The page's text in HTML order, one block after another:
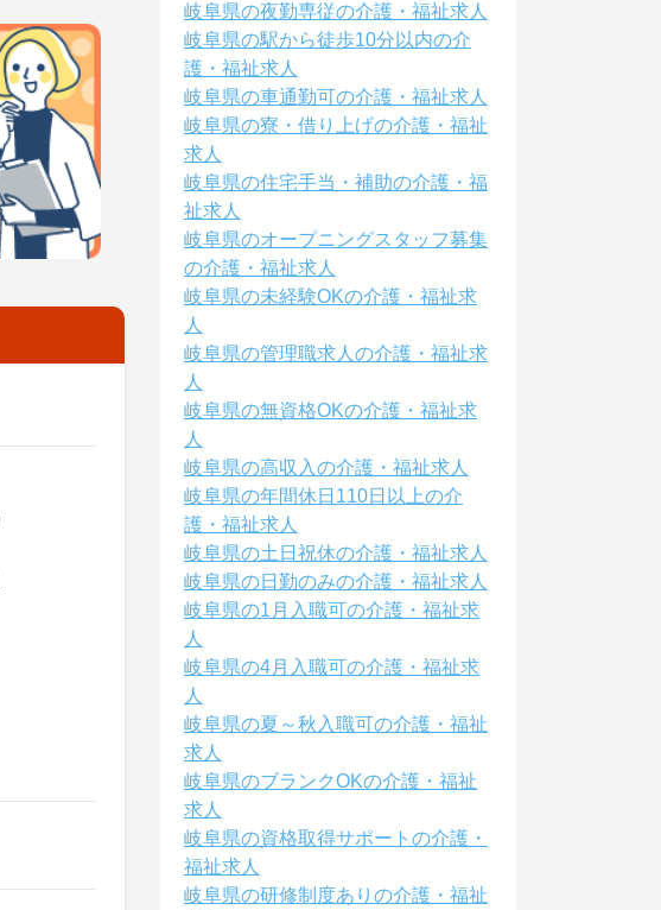
岐阜県の夜勤専従の介護・福祉求人
岐阜県の駅から徒歩10分以内の介
護・福祉求人
岐阜県の車通勤可の介護・福祉求人
岐阜県の寮・借り上げの介護・福祉
求人
岐阜県の住宅手当・補助の介護・福
祉求人
岐阜県のオープニングスタッフ募集
の介護・福祉求人
岐阜県の未経験OKの介護・福祉求
人
岐阜県の管理職求人の介護・福祉求
人
岐阜県の無資格OKの介護・福祉求
人
岐阜県の高収入の介護・福祉求人
岐阜県の年間休日110日以上の介
護・福祉求人
岐阜県の土日祝休の介護・福祉求人
岐阜県の日勤のみの介護・福祉求人
岐阜県の1月入職可の介護・福祉求
人
岐阜県の4月入職可の介護・福祉求
人
岐阜県の夏～秋入職可の介護・福祉
求人
岐阜県のブランクOKの介護・福祉
求人
岐阜県の資格取得サポートの介護・
福祉求人
岐阜県の研修制度ありの介護・福祉